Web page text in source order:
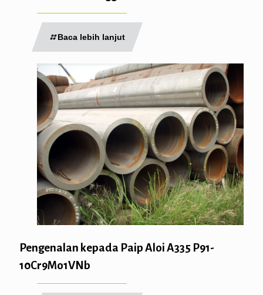
Baca lebih lanjut
Pengenalan kepada Paip Aloi A335 P91-
10Cr9Mo1VNb